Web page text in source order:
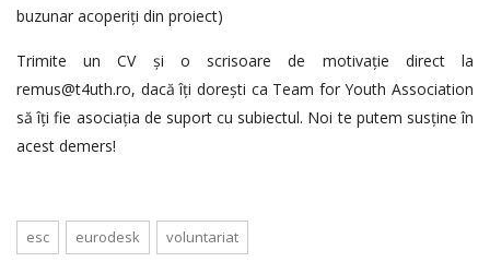
buzunar acoperiți din proiect)
Trimite un CV și o scrisoare de motivație direct la
remus@t4uth.ro, dacă îți dorești ca Team for Youth Association
să îți fie asociația de suport cu subiectul. Noi te putem susține în
acest demers!
esc eurodesk voluntariat